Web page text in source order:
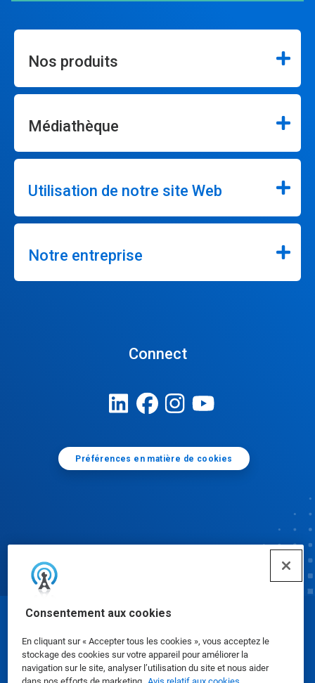
Consentement aux cookies
En cliquant sur « Accepter tous les cookies », vous acceptez le
stockage des cookies sur votre appareil pour améliorer la
navigation sur le site, analyser l’utilisation du site et nous aider
Nos produits
Médiathèque
Utilisation de notre site Web
Notre entreprise
Connect
Préférences en matière de cookies
Fiches signalétiques|Politique de confidentialité